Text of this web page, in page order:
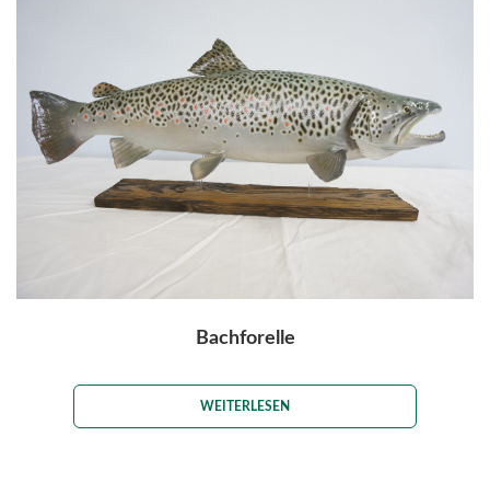
Bachforelle
WEITERLESEN